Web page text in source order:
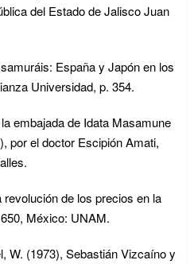
del Estado de Jalisco Juan
España y Japón en los
Universidad, p. 354.
embajada de Idata Masamune
por el doctor Escipión Amati,
de los precios en la
México: UNAM.
W. (1973), Sebastián Vizcaíno y